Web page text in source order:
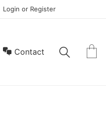
Login or Register
Contact